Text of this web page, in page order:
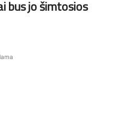
bus jo šimtosios